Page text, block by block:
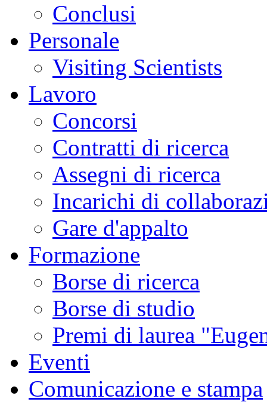
Conclusi
Personale
Visiting Scientists
Lavoro
Concorsi
Contratti di ricerca
Assegni di ricerca
Incarichi di
Gare d'appalto
Formazione
Borse di ricerca
Borse di studio
Premi di laurea
Eventi
Comunicazione e stampa